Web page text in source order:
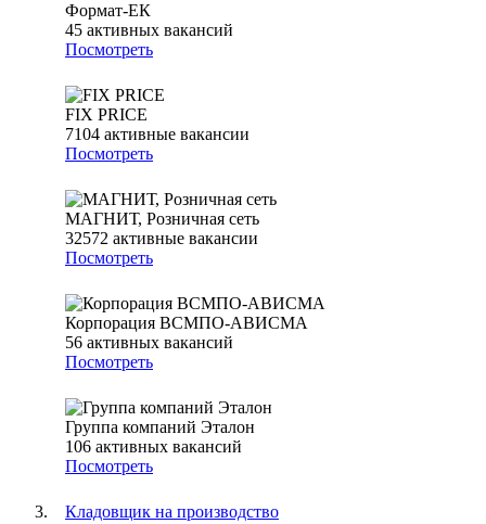
Формат-ЕК
45 активных вакансий
Посмотреть
FIX PRICE
7104 активные вакансии
Посмотреть
МАГНИТ, Розничная сеть
32572 активные вакансии
Посмотреть
Корпорация ВСМПО-АВИСМА
56 активных вакансий
Посмотреть
Группа компаний Эталон
106 активных вакансий
Посмотреть
Кладовщик на производство